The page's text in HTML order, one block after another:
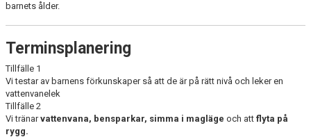
DELFIN 1
DELFIN 3
INTENSIVSIMSKOLA
PRIVATLEKTIONER
barnets ålder.
Terminsplanering
Tillfälle 1
Vi testar av barnens förkunskaper så att de är på rätt nivå och leker en
vattenvanelek
Tillfälle 2
Vi tränarvattenvana, bensparkar, simma i magläge och att flyta på
rygg.